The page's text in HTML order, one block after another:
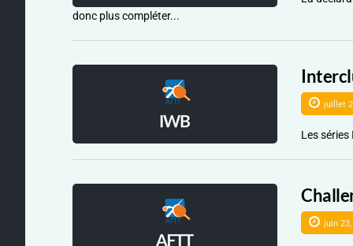
donc plus compléter...
juillet
Les séries
juin